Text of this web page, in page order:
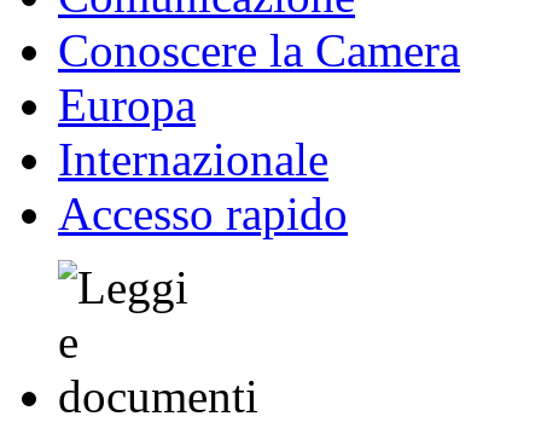
Conoscere la Camera
Europa
Internazionale
Accesso rapido